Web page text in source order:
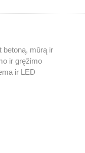
betoną, mūrą ir
ir gręžimo
ir LED